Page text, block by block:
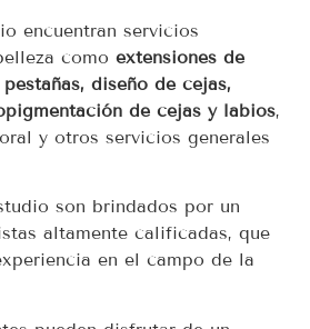
encuentran servicios
como extensiones de
diseño de cejas,
de cejas y labios,
y otros servicios generales
son brindados por un
altamente calificadas, que
en el campo de la